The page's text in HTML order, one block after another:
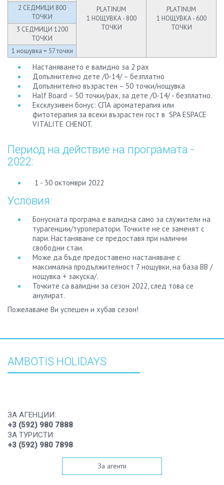
PLATINUM
1 НОЩУВКА - 800
ТОЧКИ
PLATINUM
1 НОЩУВКА - 600
ТОЧКИ
2 СЕДМИЦИ 800
ТОЧКИ
3 СЕДМИЦИ 1200
ТОЧКИ
1 нощувка = 57 точки
Настаняването е валидно за 2 рах
Допълнително дете /0-14/ – безплатно
Допълнително възрастен – 50 точки/нощувка
Half Board – 50 точки/рах, за дете /0-14/ - безплатно.
Ексклузивен бонус: СПА ароматерапия или
фитотерапия за всеки възрастен гост в SPA ESPACE
VITALITE CHENOT.
Период на действие на програмата -
2022:
1 - 30 октомври 2022
Условия:
Бонусната програма е валидна само за служители на
турагенции/туроператори. Точките не се заменят с
пари. Настаняване се предоставя при налични
свободни стаи.
Може да бъде предоставено настаняване с
максимална продължителност 7 нощувки, на база ВВ /
нощувка + закуска/.
Точките са валидни за сезон 2022, след това се
анулират.
Пожелаваме Ви успешен и хубав сезон!
AMBOTIS HOLIDAYS
ЗА АГЕНЦИИ:
+3 (592) 980 7888
ЗА ТУРИСТИ:
+3 (592) 980 7898
За агенти